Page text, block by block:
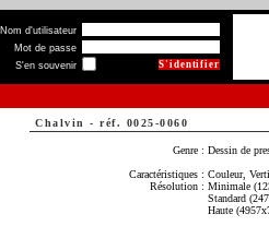
Nom d'utilisateur
Mot de passe
S'en souvenir
Chalvin - réf. 0025-0060
Genre : Dessin de
Caractéristiques : Couleur,
Résolution : Minimale
Standard
Haute